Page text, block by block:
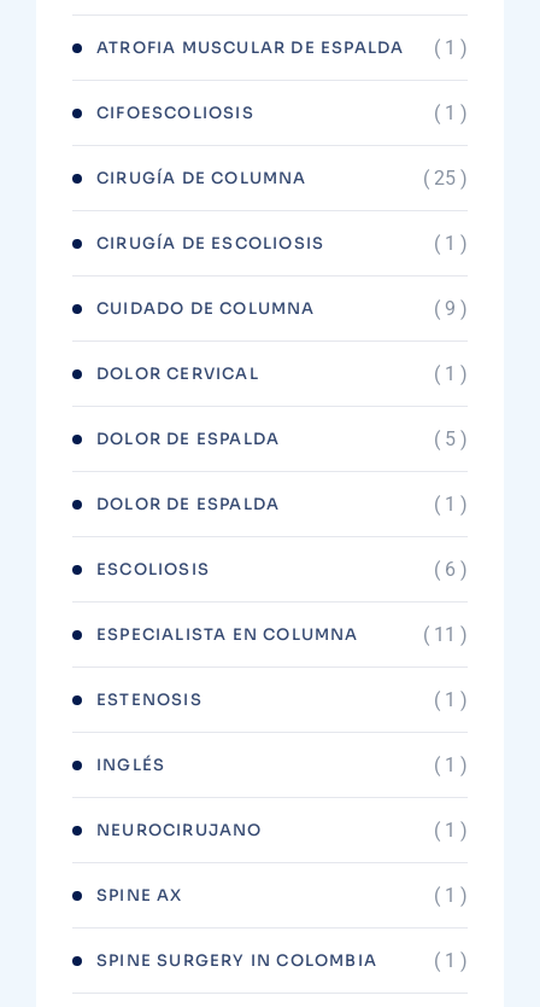
ATROFIA MUSCULAR DE ESPALDA ( 1 )
CIFOESCOLIOSIS ( 1 )
CIRUGÍA DE COLUMNA ( 25 )
CIRUGÍA DE ESCOLIOSIS ( 1 )
CUIDADO DE COLUMNA ( 9 )
DOLOR CERVICAL ( 1 )
DOLOR DE ESPALDA ( 5 )
DOLOR DE ESPALDA ( 1 )
ESCOLIOSIS ( 6 )
ESPECIALISTA EN COLUMNA ( 11 )
ESTENOSIS ( 1 )
INGLÉS ( 1 )
NEUROCIRUJANO ( 1 )
SPINE AX ( 1 )
SPINE SURGERY IN COLOMBIA ( 1 )